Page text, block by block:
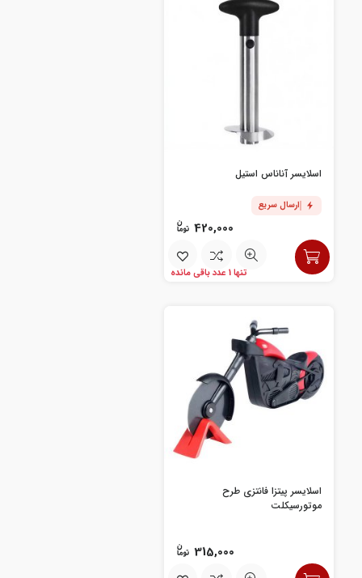
اسلایسر آناناس استیل
ارسال سریع
420,000
تنها 1 عدد باقی مانده
اسلایسر پیتزا فانتزی طرح
موتورسیکلت
315,000